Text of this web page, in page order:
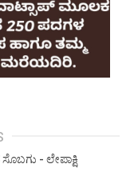
- ಲೇಪಾಕ್ಷಿ